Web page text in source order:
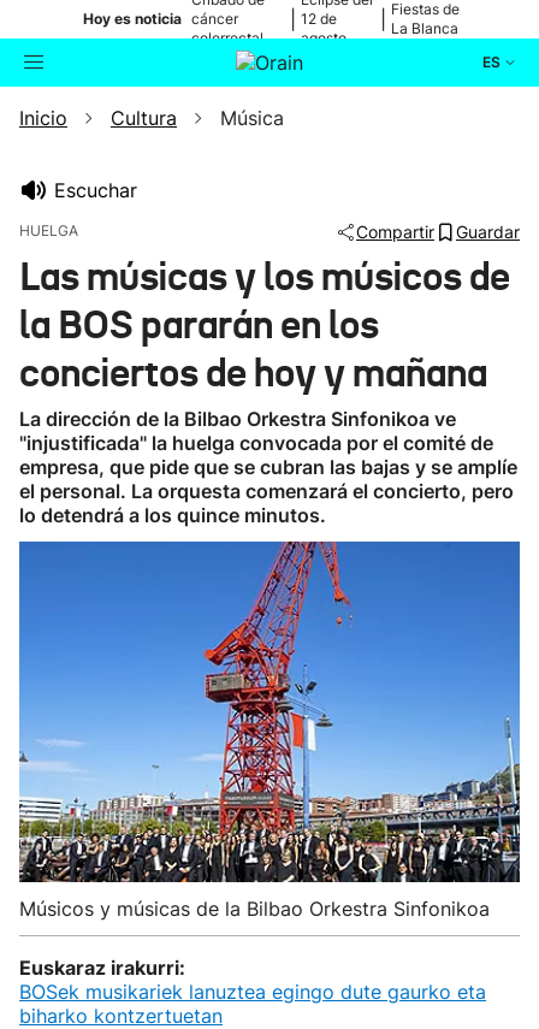
Hoy es noticia cáncer
colorrectal
12 de
agosto
Fiestas de
La Blanca
ES
Buscador Actualidad
Ikusmiran
Eguraldia
Inicio Cultura Música
Escuchar
HUELGA Compartir Guardar
Las músicas y los músicos de
la BOS pararán en los
conciertos de hoy y mañana
La dirección de la Bilbao Orkestra Sinfonikoa ve
"injustificada" la huelga convocada por el comité de
empresa, que pide que se cubran las bajas y se amplíe
el personal. La orquesta comenzará el concierto, pero
lo detendrá a los quince minutos.
Músicos y músicas de la Bilbao Orkestra Sinfonikoa
Euskaraz irakurri:
BOSek musikariek lanuztea egingo dute gaurko eta
biharko kontzertuetan